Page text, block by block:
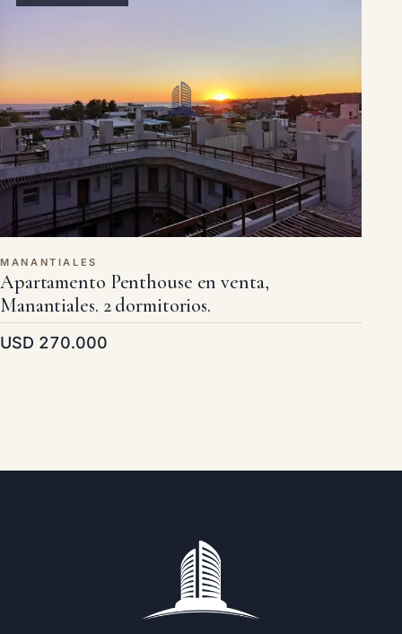
MANANTIALES
Apartamento Penthouse en venta,
Manantiales. 2 dormitorios.
USD 270.000